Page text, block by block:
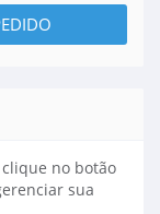
clique no botão
sua